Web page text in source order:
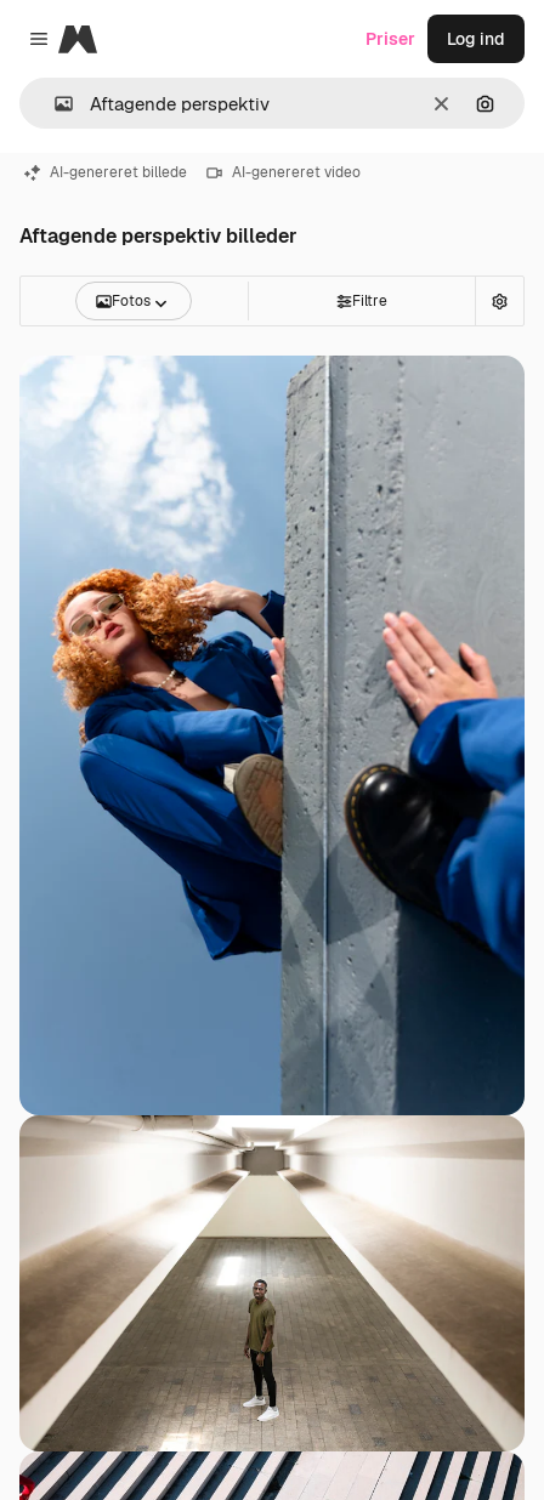
Close menu
Magnific
Klar Søg
Priser Log ind
AI-genereret billede AI-genereret video
Aftagende perspektiv billeder
Fotos Filtre